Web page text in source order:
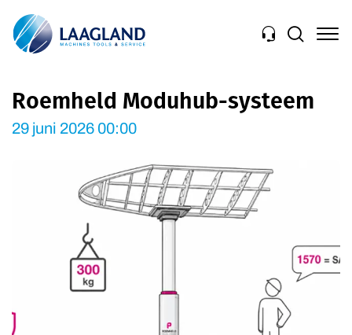
Navigation
Roemheld Moduhub-systeem
29 juni 2026 00:00